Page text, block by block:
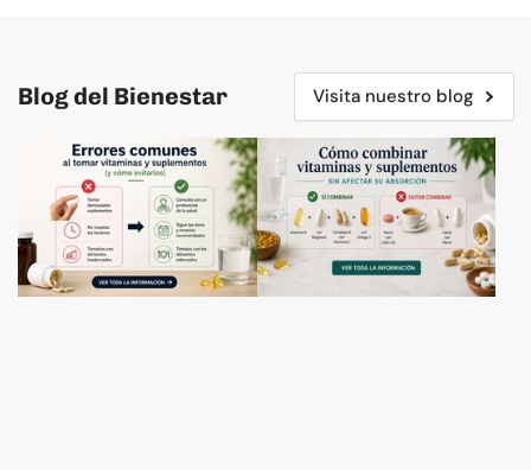
Blog del Bienestar Visita nuestro blog